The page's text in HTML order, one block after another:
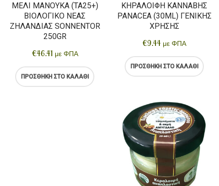
ΜΈΛΙ ΜΑΝΟΎΚΑ (TA25+)
ΒΙΟΛΟΓΙΚΌ ΝΈΑΣ
ΖΗΛΑΝΔΊΑΣ SONNENTOR
250GR
€46.41 με ΦΠΑ
ΠΡΟΣΘΉΚΗ ΣΤΟ ΚΑΛΆΘΙ
ΚΗΡΑΛΟΙΦΉ ΚΆΝΝΑΒΗΣ
PANACEA (30ML) ΓΕΝΙΚΉΣ
ΧΡΉΣΗΣ
€9.44 με ΦΠΑ
ΠΡΟΣΘΉΚΗ ΣΤΟ ΚΑΛΆΘΙ